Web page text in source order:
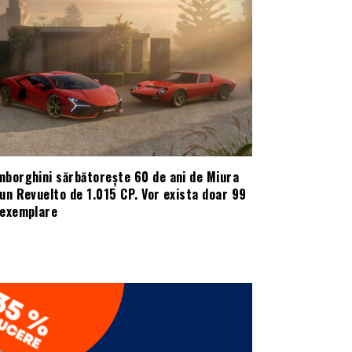
sărbătorește 60 de ani de Miura
Revuelto de 1.015 CP. Vor exista doar 99